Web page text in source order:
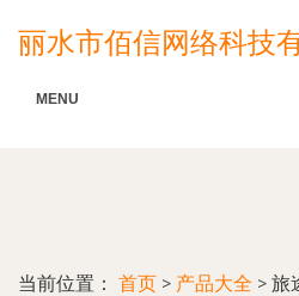
丽水市佰信网络科技
MENU
当前位置： 首页 > 产品大全 > 旅